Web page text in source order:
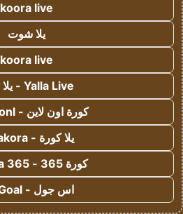
koora live
يلا شوت
koora live
Yalla Live - يلا لايف
كورة اون لاين - koora onl
يلا كورة - yallakora
كورة 365 - kooora 365
اس جول - AS Goal